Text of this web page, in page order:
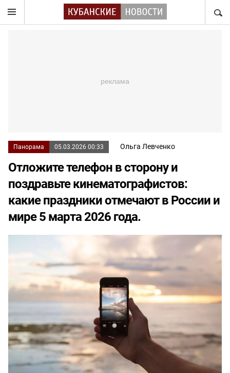
Панорама 05.03.2026 00:33 Ольга Левченко
Отложите телефон в сторону и
поздравьте кинематографистов:
какие праздники отмечают в России и
мире 5 марта 2026 года.